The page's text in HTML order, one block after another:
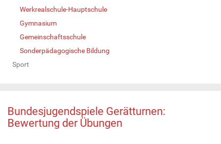
Werkrealschule-Hauptschule
Gymnasium
Gemeinschaftsschule
Sonderpädagogische Bildung
Sport
Bundesjugendspiele Gerätturnen:
Bewertung der Übungen